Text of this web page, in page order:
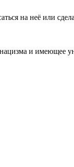
на неё или
и имеющее